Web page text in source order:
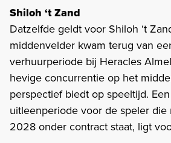
Shiloh ‘t Zand
Datzelfde geldt voor Shiloh ‘t
middenvelder kwam terug van
verhuurperiode bij Heracles
hevige concurrentie op het
perspectief biedt op speeltijd.
uitleenperiode voor de speler
2028 onder contract staat, ligt